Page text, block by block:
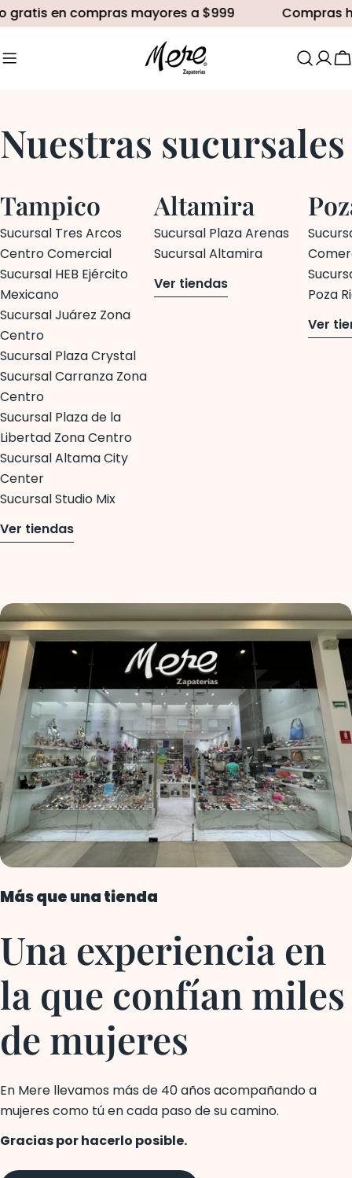
saltar
al
contenido
gratis en compras mayores a $999 Compras
Nuestras sucursales
Tampico
Sucursal Tres Arcos
Centro Comercial
Sucursal HEB Ejército
Mexicano
Sucursal Juárez Zona
Centro
Sucursal Plaza Crystal
Sucursal Carranza Zona
Centro
Sucursal Plaza de la
Libertad Zona Centro
Sucursal Altama City
Center
Sucursal Studio Mix
Ver tiendas
Altamira
Sucursal Plaza Arenas
Sucursal Altamira
Ver tiendas
Poza
Ver
Más que una tienda
Una experiencia en
la que confían miles
de mujeres
En Mere llevamos más de 40 años acompañando a
mujeres como tú en cada paso de su camino.
Gracias por hacerlo posible.